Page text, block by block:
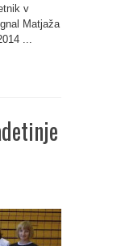
v
Matjaža
...